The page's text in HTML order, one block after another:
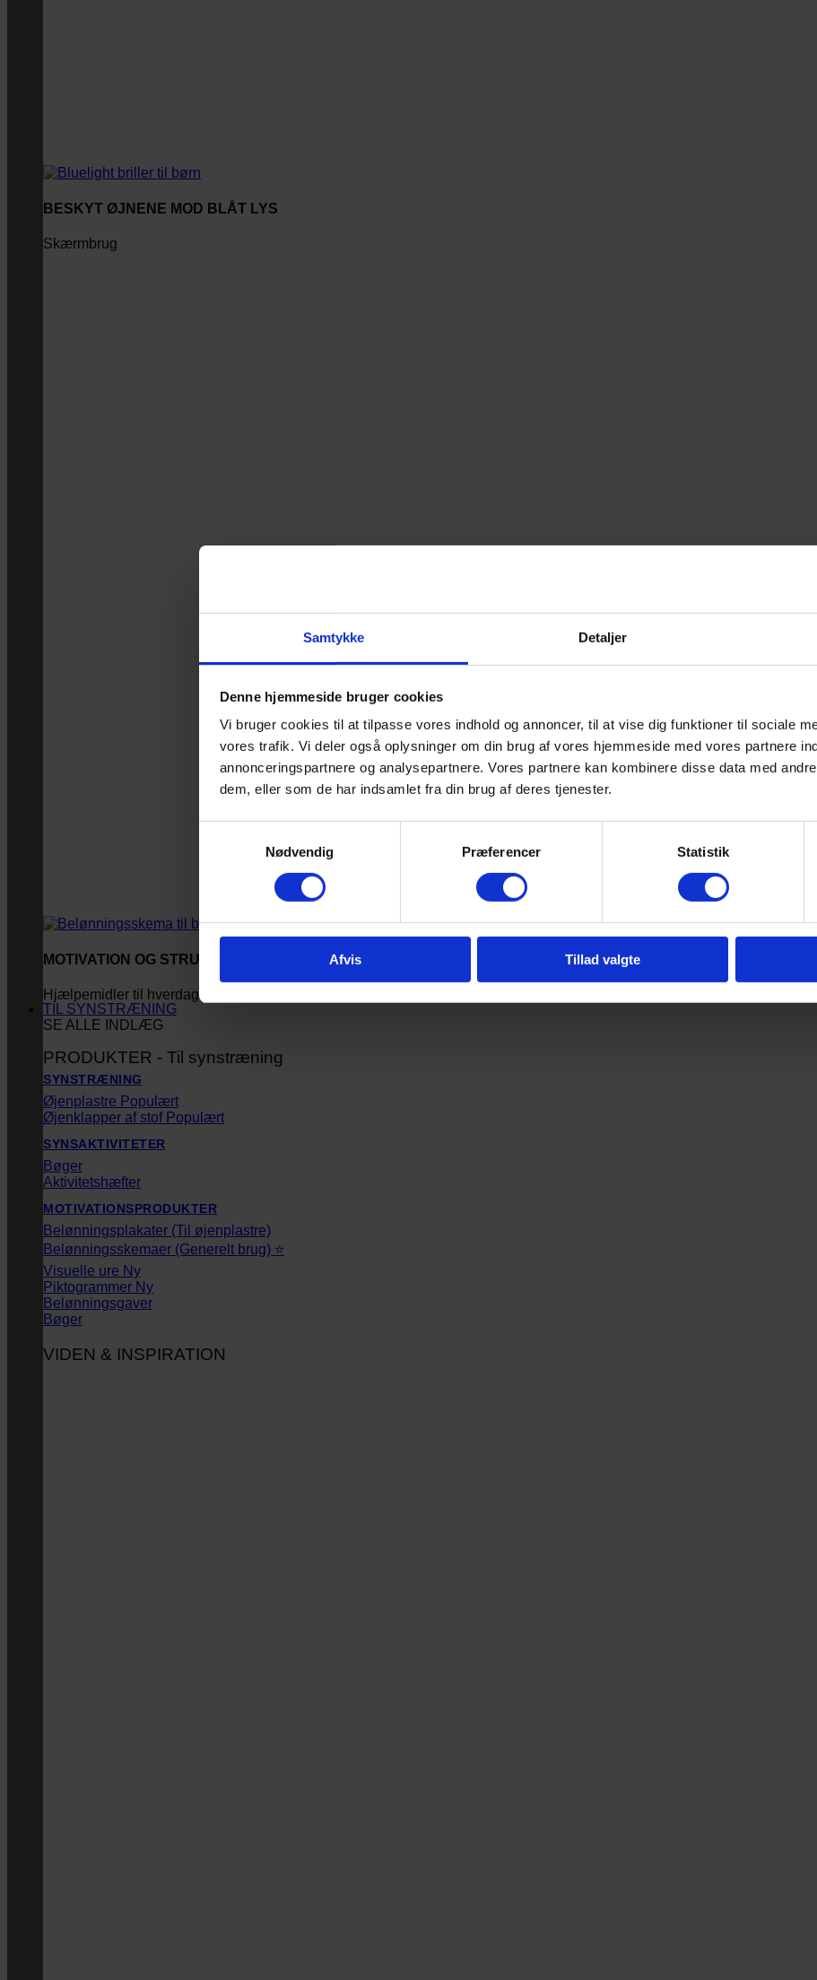
Samtykke Detaljer
Denne hjemmeside bruger cookies
Vi bruger cookies til at tilpasse vores indhold og annoncer, til at vise dig funktioner til sociale
vores trafik. Vi deler også oplysninger om din brug af vores hjemmeside med vores partnere
annonceringspartnere og analysepartnere. Vores partnere kan kombinere disse data med
dem, eller som de har indsamlet fra din brug af deres tjenester.
Nødvendig
Præferencer Statistik
Afvis Tillad valgte
BESKYT ØJNENE MOD BLÅT LYS
Skærmbrug
MOTIVATION OG STRUKTUR
Hjælpemidler til hverdagen
SE ALLE INDLÆG
TIL SYNSTRÆNING
PRODUKTER - Til synstræning
SYNSTRÆNING
Øjenplastre
Øjenklapper af stof
SYNSAKTIVITETER
Bøger
Aktivitetshæfter
MOTIVATIONSPRODUKTER
Belønningsplakater (Til øjenplastre)
Belønningsskemaer (Generelt brug) ⭐
Visuelle ure
Piktogrammer
Belønningsgaver
Bøger
VIDEN & INSPIRATION